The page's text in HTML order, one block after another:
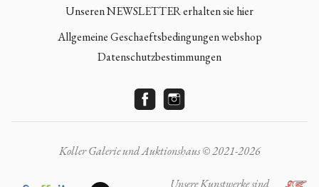
Unseren NEWSLETTER erhalten sie hier
Allgemeine Geschaeftsbedingungen webshop
Datenschutzbestimmungen
Koller Galerie und Auktionshaus © 2021-2026
Unsere Kunstwerke sind